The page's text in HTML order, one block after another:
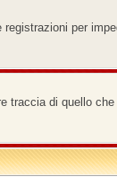
per
traccia di quello